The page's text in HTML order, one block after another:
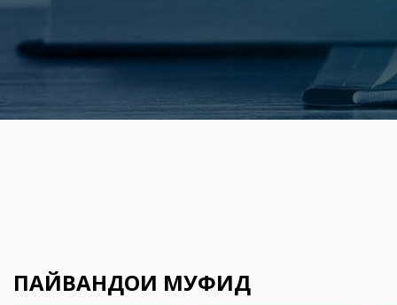
ПАЙВАНДҲОИ МУФИД